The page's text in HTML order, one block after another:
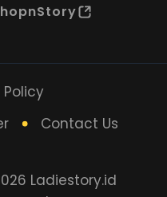
Contact Us
Ladiestory.id